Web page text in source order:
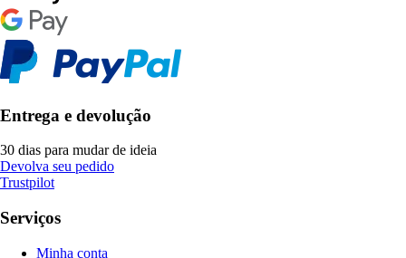
Entrega e devolução
30 dias para mudar de ideia
Devolva seu pedido
Trustpilot
Serviços
Minha conta